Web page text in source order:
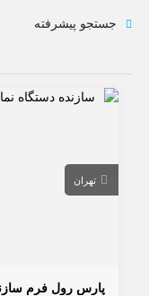
جستجو پیشرفته
تهران
پارس رول فرم